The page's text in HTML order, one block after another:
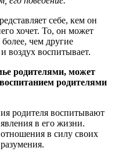
себе, кем он
хочет. То, он может
более, чем другие
воздух воспитывает.
родителями, может
родителями
родителя воспитывают
в его жизни.
в силу своих